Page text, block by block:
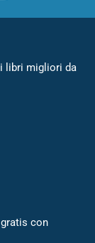
libri migliori da
con